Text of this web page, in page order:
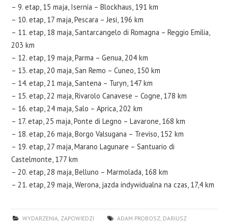
– 9. etap, 15 maja, Isernia – Blockhaus, 191 km
– 10. etap, 17 maja, Pescara – Jesi, 196 km
– 11. etap, 18 maja, Santarcangelo di Romagna – Reggio Emilia,
203 km
– 12. etap, 19 maja, Parma – Genua, 204 km
– 13. etap, 20 maja, San Remo – Cuneo, 150 km
– 14. etap, 21 maja, Santena – Turyn, 147 km
– 15. etap, 22 maja, Rivarolo Canavese – Cogne, 178 km
– 16. etap, 24 maja, Salo – Aprica, 202 km
– 17. etap, 25 maja, Ponte di Legno – Lavarone, 168 km
– 18. etap, 26 maja, Borgo Valsugana – Treviso, 152 km
– 19. etap, 27 maja, Marano Lagunare – Santuario di
Castelmonte, 177 km
– 20. etap, 28 maja, Belluno – Marmolada, 168 km
– 21. etap, 29 maja, Werona, jazda indywidualna na czas, 17,4 km
WYDARZENIA, ZAPOWIEDZI ADAM PROBOSZ, DARIUSZ